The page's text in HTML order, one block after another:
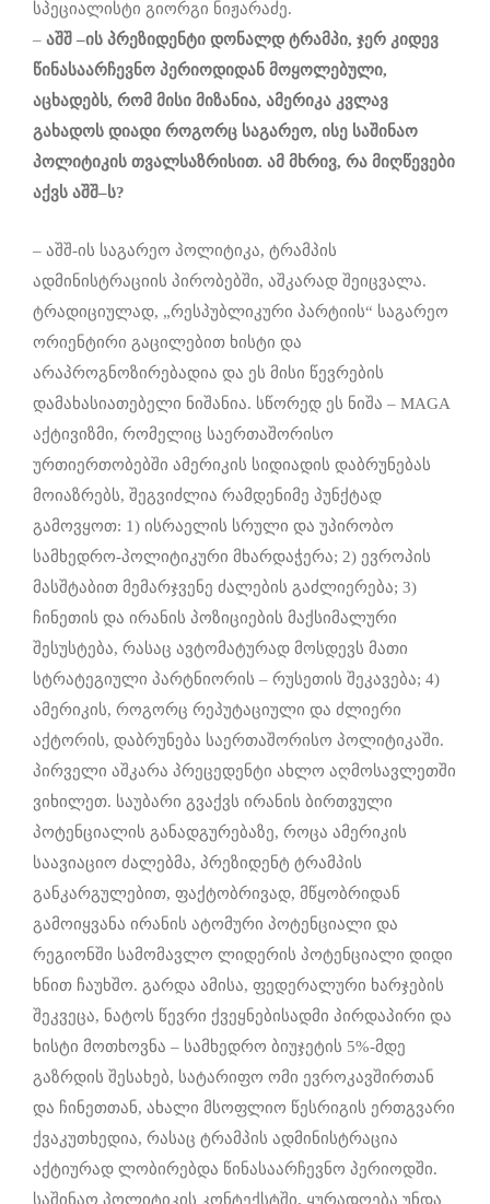
სპეციალისტი გიორგი ნიჟარაძე.
– აშშ –ის პრეზიდენტი დონალდ ტრამპი, ჯერ კიდევ
წინასაარჩევნო პერიოდიდან მოყოლებული,
აცხადებს, რომ მისი მიზანია, ამერიკა კვლავ
გახადოს დიადი როგორც საგარეო, ისე საშინაო
პოლიტიკის თვალსაზრისით. ამ მხრივ, რა მიღწევები
აქვს აშშ–ს?
– აშშ-ის საგარეო პოლიტიკა, ტრამპის
ადმინისტრაციის პირობებში, აშკარად შეიცვალა.
ტრადიციულად, „რესპუბლიკური პარტიის“ საგარეო
ორიენტირი გაცილებით ხისტი და
არაპროგნოზირებადია და ეს მისი წევრების
დამახასიათებელი ნიშანია. სწორედ ეს ნიშა – MAGA
აქტივიზმი, რომელიც საერთაშორისო
ურთიერთობებში ამერიკის სიდიადის დაბრუნებას
მოიაზრებს, შეგვიძლია რამდენიმე პუნქტად
გამოვყოთ: 1) ისრაელის სრული და უპირობო
სამხედრო-პოლიტიკური მხარდაჭერა; 2) ევროპის
მასშტაბით მემარჯვენე ძალების გაძლიერება; 3)
ჩინეთის და ირანის პოზიციების მაქსიმალური
შესუსტება, რასაც ავტომატურად მოსდევს მათი
სტრატეგიული პარტნიორის – რუსეთის შეკავება; 4)
ამერიკის, როგორც რეპუტაციული და ძლიერი
აქტორის, დაბრუნება საერთაშორისო პოლიტიკაში.
პირველი აშკარა პრეცედენტი ახლო აღმოსავლეთში
ვიხილეთ. საუბარი გვაქვს ირანის ბირთვული
პოტენციალის განადგურებაზე, როცა ამერიკის
საავიაციო ძალებმა, პრეზიდენტ ტრამპის
განკარგულებით, ფაქტობრივად, მწყობრიდან
გამოიყვანა ირანის ატომური პოტენციალი და
რეგიონში სამომავლო ლიდერის პოტენციალი დიდი
ხნით ჩაუხშო. გარდა ამისა, ფედერალური ხარჯების
შეკვეცა, ნატოს წევრი ქვეყნებისადმი პირდაპირი და
ხისტი მოთხოვნა – სამხედრო ბიუჯეტის 5%-მდე
გაზრდის შესახებ, სატარიფო ომი ევროკავშირთან
და ჩინეთთან, ახალი მსოფლიო წესრიგის ერთგვარი
ქვაკუთხედია, რასაც ტრამპის ადმინისტრაცია
აქტიურად ლობირებდა წინასაარჩევნო პერიოდში.
საშინაო პოლიტიკის კონტექსტში, ყურადღება უნდა